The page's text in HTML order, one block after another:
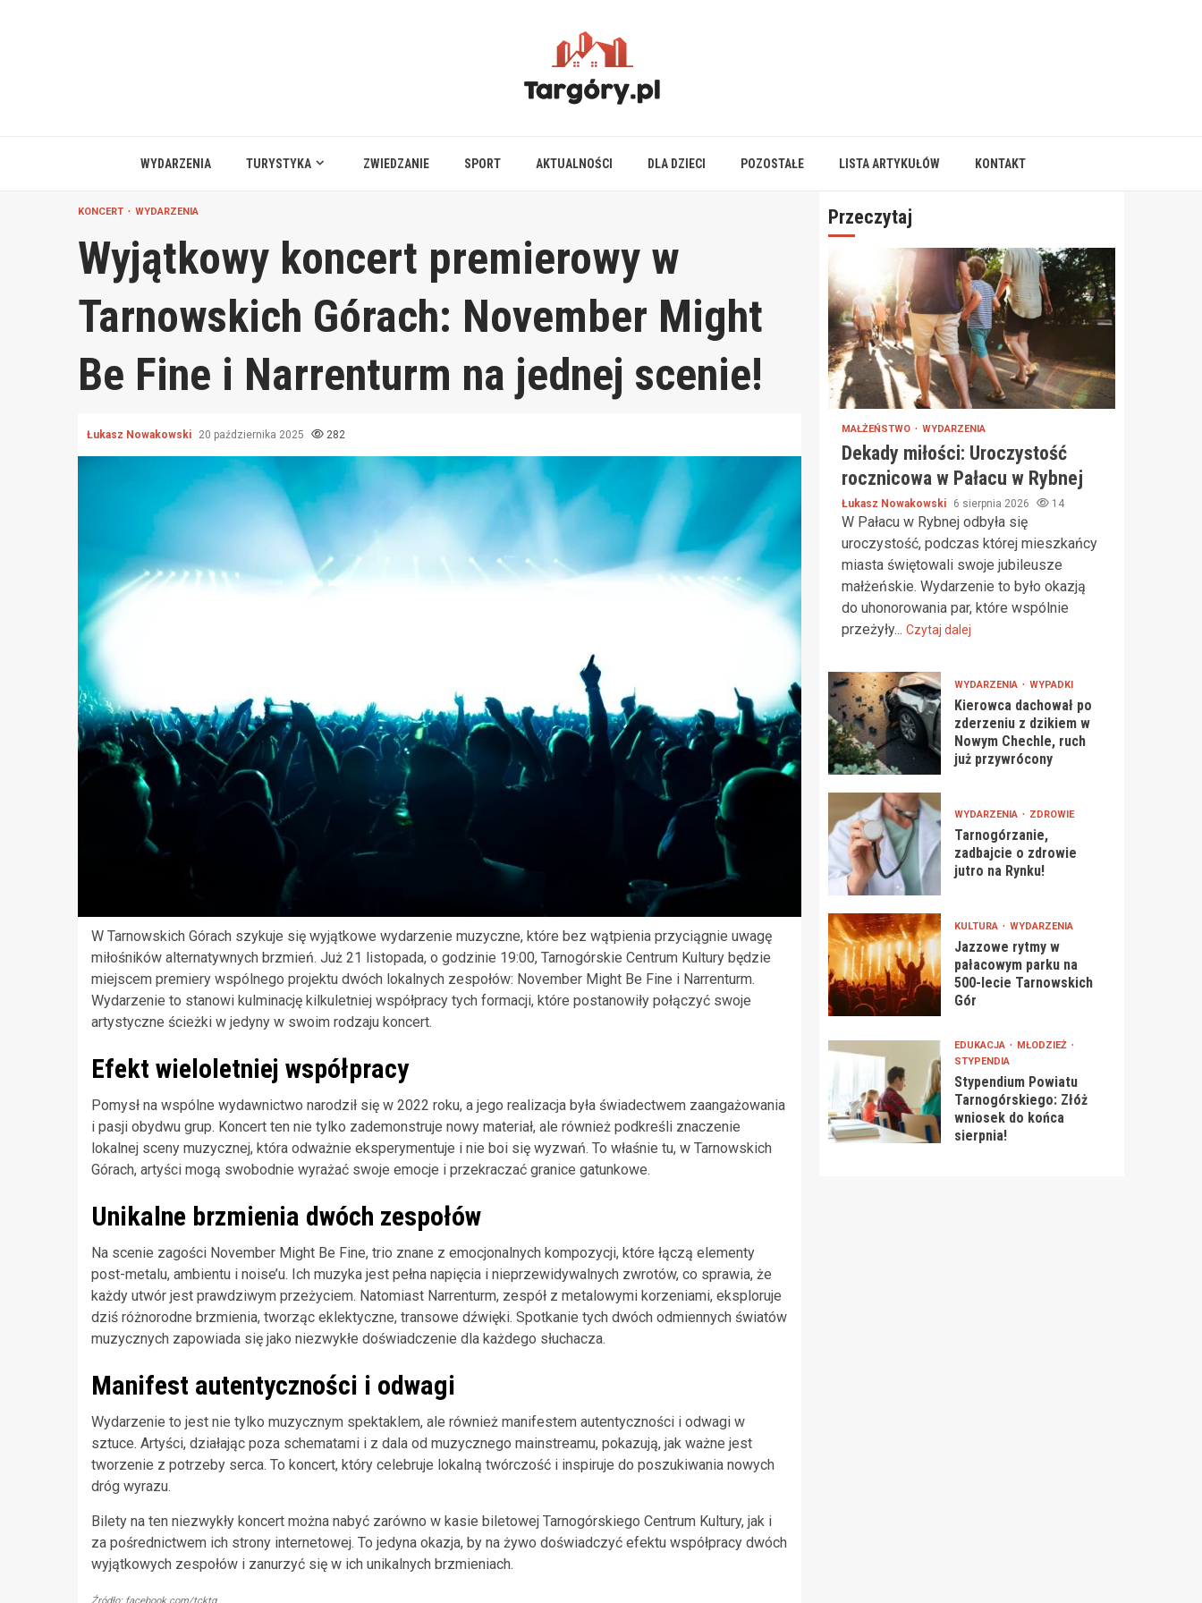
WYDARZENIA TURYSTYKA ZWIEDZANIE SPORT AKTUALNOŚCI DLA DZIECI POZOSTAŁE LISTA ARTYKUŁÓW KONTAKT
KONCERT WYDARZENIA
Wyjątkowy koncert premierowy w
Tarnowskich Górach: November Might
Be Fine i Narrenturm na jednej scenie!
Łukasz Nowakowski 20 października 2025 282
W Tarnowskich Górach szykuje się wyjątkowe wydarzenie muzyczne, które bez wątpienia przyciągnie uwagę
miłośników alternatywnych brzmień. Już 21 listopada, o godzinie 19:00, Tarnogórskie Centrum Kultury będzie
miejscem premiery wspólnego projektu dwóch lokalnych zespołów: November Might Be Fine i Narrenturm.
Wydarzenie to stanowi kulminację kilkuletniej współpracy tych formacji, które postanowiły połączyć swoje
artystyczne ścieżki w jedyny w swoim rodzaju koncert.
Efekt wieloletniej współpracy
Pomysł na wspólne wydawnictwo narodził się w 2022 roku, a jego realizacja była świadectwem zaangażowania
i pasji obydwu grup. Koncert ten nie tylko zademonstruje nowy materiał, ale również podkreśli znaczenie
lokalnej sceny muzycznej, która odważnie eksperymentuje i nie boi się wyzwań. To właśnie tu, w Tarnowskich
Górach, artyści mogą swobodnie wyrażać swoje emocje i przekraczać granice gatunkowe.
Unikalne brzmienia dwóch zespołów
Na scenie zagości November Might Be Fine, trio znane z emocjonalnych kompozycji, które łączą elementy
post-metalu, ambientu i noise’u. Ich muzyka jest pełna napięcia i nieprzewidywalnych zwrotów, co sprawia, że
każdy utwór jest prawdziwym przeżyciem. Natomiast Narrenturm, zespół z metalowymi korzeniami, eksploruje
dziś różnorodne brzmienia, tworząc eklektyczne, transowe dźwięki. Spotkanie tych dwóch odmiennych światów
muzycznych zapowiada się jako niezwykłe doświadczenie dla każdego słuchacza.
Manifest autentyczności i odwagi
Wydarzenie to jest nie tylko muzycznym spektaklem, ale również manifestem autentyczności i odwagi w
sztuce. Artyści, działając poza schematami i z dala od muzycznego mainstreamu, pokazują, jak ważne jest
tworzenie z potrzeby serca. To koncert, który celebruje lokalną twórczość i inspiruje do poszukiwania nowych
dróg wyrazu.
Bilety na ten niezwykły koncert można nabyć zarówno w kasie biletowej Tarnogórskiego Centrum Kultury, jak i
za pośrednictwem ich strony internetowej. To jedyna okazja, by na żywo doświadczyć efektu współpracy dwóch
wyjątkowych zespołów i zanurzyć się w ich unikalnych brzmieniach.
Źródło: facebook.com/tcktg
Przeczytaj
MAŁŻEŃSTWO WYDARZENIA
Dekady miłości: Uroczystość
rocznicowa w Pałacu w Rybnej
Łukasz Nowakowski 6 sierpnia 2026 14
W Pałacu w Rybnej odbyła się
uroczystość, podczas której mieszkańcy
miasta świętowali swoje jubileusze
małżeńskie. Wydarzenie to było okazją
do uhonorowania par, które wspólnie
przeżyły... Czytaj dalej
WYDARZENIA WYPADKI
Kierowca dachował po
zderzeniu z dzikiem w
Nowym Chechle, ruch
już przywrócony
WYDARZENIA ZDROWIE
Tarnogórzanie,
zadbajcie o zdrowie
jutro na Rynku!
KULTURA WYDARZENIA
Jazzowe rytmy w
pałacowym parku na
500-lecie Tarnowskich
Gór
EDUKACJA
MŁODZIEŻ
STYPENDIA
Stypendium Powiatu
Tarnogórskiego: Złóż
wniosek do końca
sierpnia!